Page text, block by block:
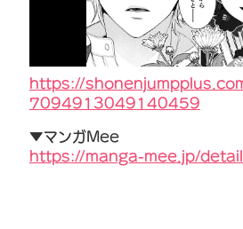
https://
7094913049140459
▼マンガMee
https://manga-mee.jp/